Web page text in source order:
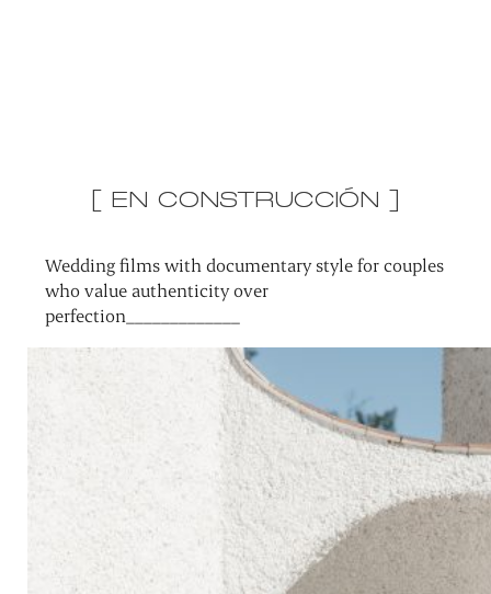
[ EN CONSTRUCCIÓN ]
Wedding films with documentary style for couples
who value authenticity over
perfection_____________